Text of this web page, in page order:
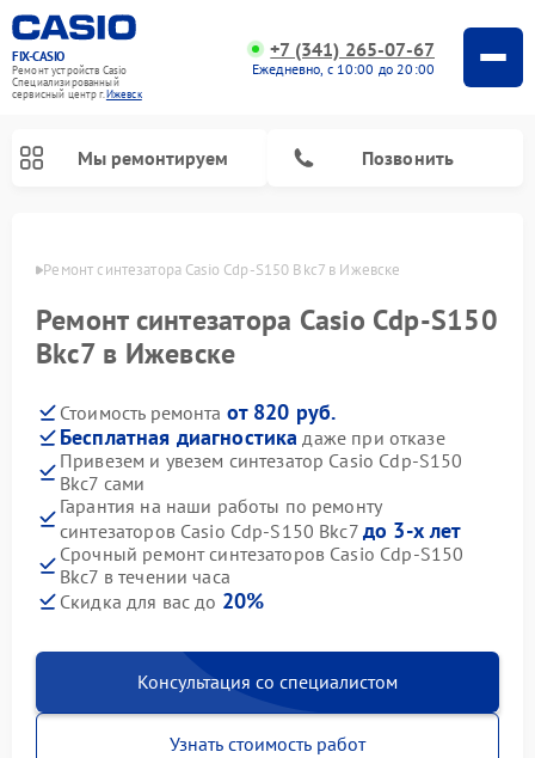
FIX-CASIO
Ремонт устройств Casio
Специализированный
cервисный центр г.Ижевск
+7 (341) 265-07-67
Ежедневно, с 10:00 до 20:00
Мы ремонтируем Позвонить
Ремонт синтезатора Casio Cdp-S150 Bkc7 в Ижевске
Ремонт синтезатора Casio Cdp-S150
Bkc7 в Ижевске
Стоимость ремонта от 820 руб.
Бесплатная диагностика даже при отказе
Привезем и увезем синтезатор Casio Cdp-S150
Bkc7 сами
Гарантия на наши работы по ремонту
синтезаторов Casio Cdp-S150 Bkc7 до 3-х лет
Срочный ремонт синтезаторов Casio Cdp-S150
Bkc7 в течении часа
Скидка для вас до 20%
Консультация со специалистом
Узнать стоимость работ